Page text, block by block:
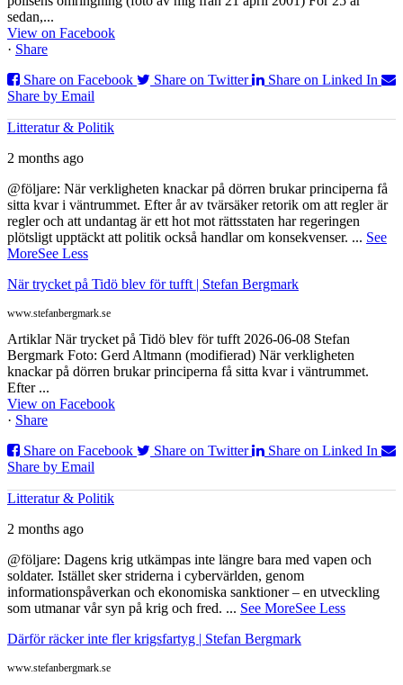
sedan,...
View on Facebook
· Share
Share on Facebook
Share on Twitter
Share on Linked In
Share by Email
Litteratur & Politik
2 months ago
@följare: När verkligheten knackar på dörren brukar principerna få
sitta kvar i väntrummet. Efter år av tvärsäker retorik om att regler är
regler och att undantag är ett hot mot rättsstaten har regeringen
plötsligt upptäckt att politik också handlar om konsekvenser. ... See
MoreSee Less
När trycket på Tidö blev för tufft | Stefan Bergmark
www.stefanbergmark.se
Artiklar När trycket på Tidö blev för tufft 2026-06-08 Stefan
Bergmark Foto: Gerd Altmann (modifierad) När verkligheten
knackar på dörren brukar principerna få sitta kvar i väntrummet.
Efter ...
View on Facebook
· Share
Share on Facebook
Share on Twitter
Share on Linked In
Share by Email
Litteratur & Politik
2 months ago
@följare: Dagens krig utkämpas inte längre bara med vapen och
soldater. Istället sker striderna i cybervärlden, genom
informationspåverkan och ekonomiska sanktioner – en utveckling
som utmanar vår syn på krig och fred. ... See MoreSee Less
Därför räcker inte fler krigsfartyg | Stefan Bergmark
www.stefanbergmark.se